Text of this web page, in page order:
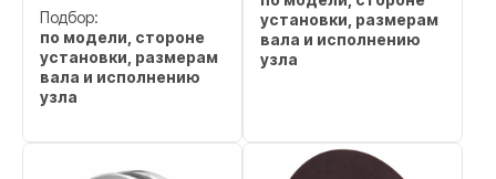
Подбор:
по модели, стороне
установки, размерам
вала и исполнению
узла
установки, размерам
вала и исполнению
узла